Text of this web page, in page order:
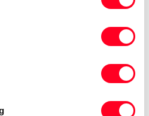
– 72 månader